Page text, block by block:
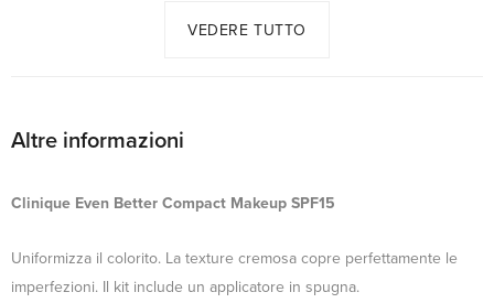
VEDERE TUTTO
Altre informazioni
Clinique Even Better Compact Makeup SPF15
Uniformizza il colorito. La texture cremosa copre perfettamente le
imperfezioni. Il kit include un applicatore in spugna.